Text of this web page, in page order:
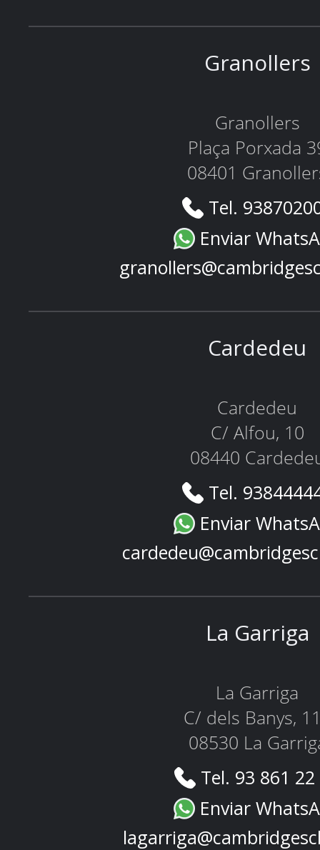
Granollers
Granollers
Plaça Porxada
08401
Tel.
Enviar
Cardedeu
Cardedeu
C/ Alfou, 10
08440
Tel.
Enviar
La Garriga
La Garriga
C/ dels Banys,
08530 La
Tel. 93 861
Enviar